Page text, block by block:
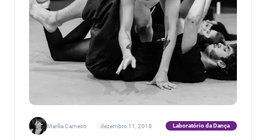
Marília Carneiro dezembro 11, 2018 Laboratório da Dança